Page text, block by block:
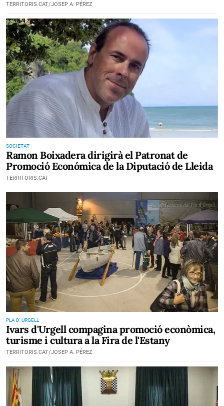
TERRITORIS.CAT/JOSEP A. PÉREZ
SOCIETAT
Ramon Boixadera dirigirà el Patronat de
Promoció Económica de la Diputació de Lleida
TERRITORIS.CAT
PLA D' URGELL
Ivars d'Urgell compagina promoció econòmica,
turisme i cultura a la Fira de l'Estany
TERRITORIS.CAT/JOSEP A. PÉREZ